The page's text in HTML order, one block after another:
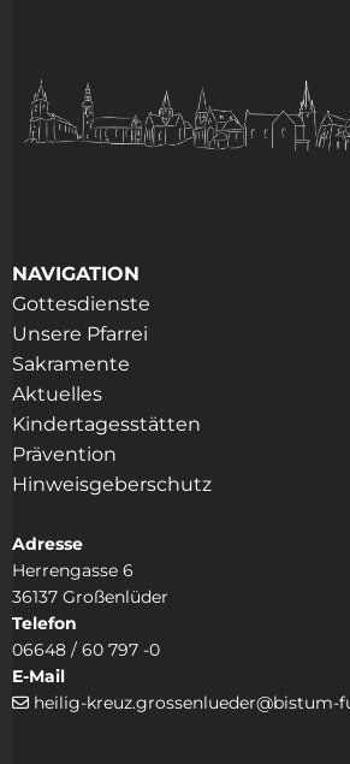
NAVIGATION
Gottesdienste
Unsere Pfarrei
Sakramente
Aktuelles
Kindertagesstätten
Prävention
Hinweisgeberschutz
Adresse
Herrengasse 6
36137 Großenlüder
Telefon
06648 / 60 797 -0
E-Mail
 heilig-kreuz.grossenlueder@bistum-